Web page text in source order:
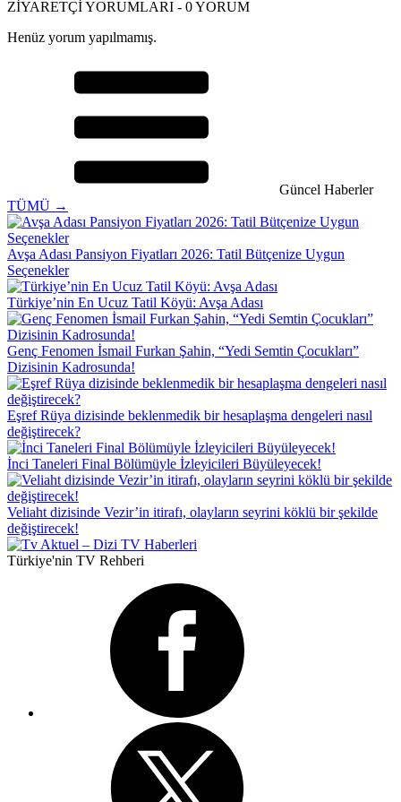
ZİYARETÇİ YORUMLARI - 0 YORUM
Henüz yorum yapılmamış.
Güncel Haberler
TÜMÜ →
Avşa Adası Pansiyon Fiyatları 2026: Tatil Bütçenize Uygun
Seçenekler
Türkiye’nin En Ucuz Tatil Köyü: Avşa Adası
Genç Fenomen İsmail Furkan Şahin, “Yedi Semtin Çocukları”
Dizisinin Kadrosunda!
Eşref Rüya dizisinde beklenmedik bir hesaplaşma dengeleri nasıl
değiştirecek?
İnci Taneleri Final Bölümüyle İzleyicileri Büyüleyecek!
Veliaht dizisinde Vezir’in itirafı, olayların seyrini köklü bir şekilde
değiştirecek!
Türkiye'nin TV Rehberi